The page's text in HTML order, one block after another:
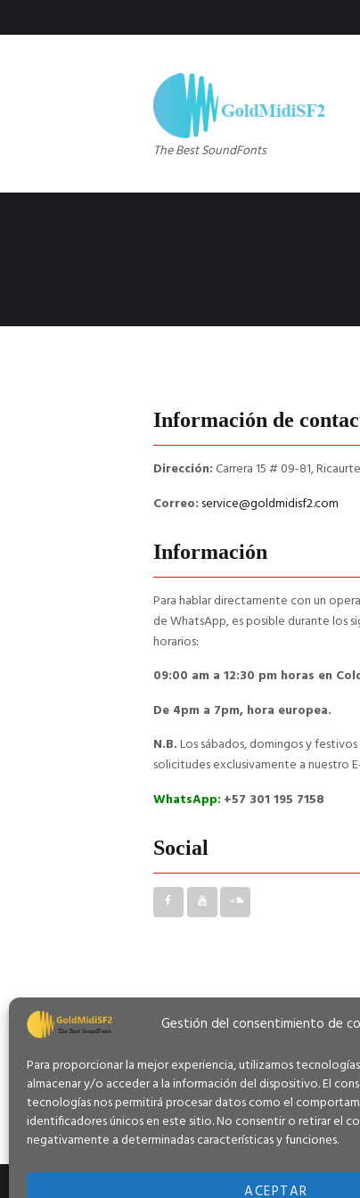
Gestión del consentimiento de
Para proporcionar la mejor experiencia, utilizamos
almacenar y/o acceder a la información del dispositivo. El
tecnologías nos permitirá procesar datos como el
identificadores únicos en este sitio. No consentir o retirar el
negativamente a determinadas características y funciones.
ACEPTAR
The Best SoundFonts
Información de
Dirección: Carrera 15 # 09-81,
Correo: service@goldmidisf2.com
Información
Para hablar directamente con un
de WhatsApp, es posible durante los
horarios:
09:00 am a 12:30 pm horas en
De 4pm a 7pm, hora europea.
N.B.Los sábados, domingos y festivos
solicitudes exclusivamente a nuestro
WhatsApp: +57 301 195 7158
Social